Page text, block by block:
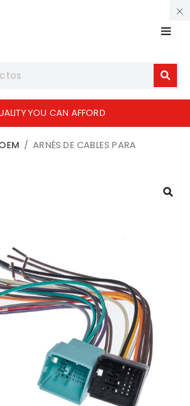
YOU CAN AFFORD
/ ARNÉS DE CABLES PARA